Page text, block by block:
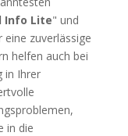
Info Lite" und
zuverlässige
helfen auch bei
in Ihrer
in die